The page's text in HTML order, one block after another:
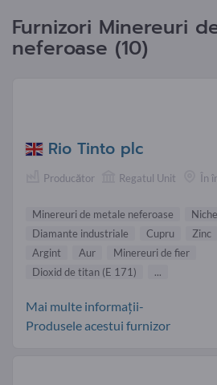
Furnizori Minereuri
neferoase (10)
Rio Tinto plc
Producător Regatul Unit În
Minereuri de metale neferoase
Diamante industriale
Cupru Zinc
Argint
Aur
Minereuri de fier
Dioxid de titan (E 171)
...
Mai multe informații-
Produsele acestui furnizor